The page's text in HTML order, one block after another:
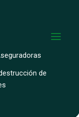
de